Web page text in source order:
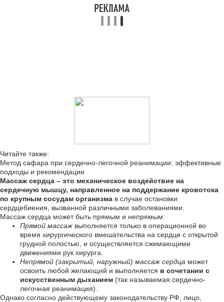
Читайте также:
Метод сафара при сердечно-легочной реанимации: эффективные
подходы и рекомендации
Массаж сердца – это механическое воздействие на
сердечную мышцу, направленное на поддержание кровотока
по крупным сосудам организма в случае остановки
сердцебиения, вызванной различными заболеваниями.
Массаж сердца может быть прямым и непрямым:
Прямой массаж выполняется только в операционной во
время хирургического вмешательства на сердце с открытой
грудной полостью, и осуществляется сжимающими
движениями рук хирурга.
Непрямой (закрытый, наружный) массаж сердца может
освоить любой желающий и выполняется в сочетании с
искусственным дыханием (так называемая сердечно-
легочная реанимация).
Однако согласно действующему законодательству РФ, лицо,